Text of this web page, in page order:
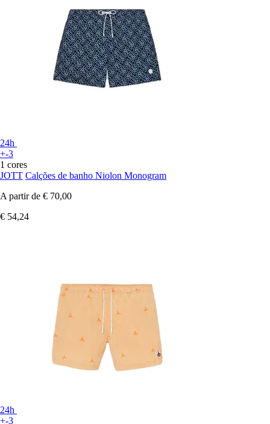
24h
+-3
1 cores
JOTT Calções de banho Niolon Monogram
A partir de € 70,00
€ 54,24
24h
+-3